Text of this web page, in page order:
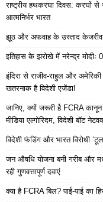
राष्ट्रीय हथकरघा दिवस: करघों
आत्मनिर्भर भारत
झूठ और अफवाह के उस्ताद
इतिहास के झरोखे में नरेन्द्र मोदीः
इंदिरा से राजीव-राहुल और
खतरनाक है विदेशी एजेंडा!
जानिए, क्यों जरूरी है FCRA
मीडिया एल्गोरिदम, विदेशी बॉट
विदेशी फंडिंग और भारत विरोधी
जन औषधि योजना बनी गरीब और
रही गुणवत्तापूर्ण दवाएं
क्या है FCRA बिल? पाई-पाई का